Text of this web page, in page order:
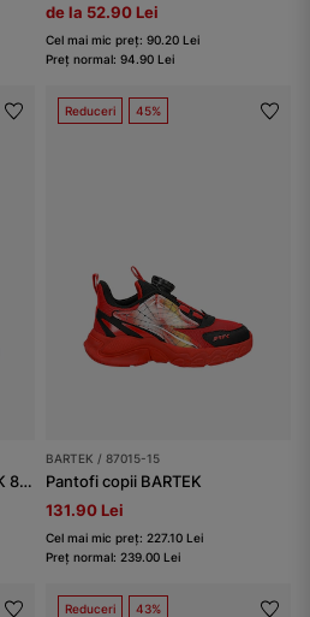
de la 52.90 Lei
Cel mai mic preț: 90.20 Lei
Preț normal: 94.90 Lei
Pantofi pentru băieți BARTEK 86003-61, negru-maro
Reduceri 45%
BARTEK / 87015-15
Pantofi copii BARTEK
131.90 Lei
Cel mai mic preț: 227.10 Lei
Preț normal: 239.00 Lei
Reduceri 43%